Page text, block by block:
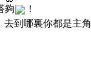
夠
！
到哪裏你都是主角